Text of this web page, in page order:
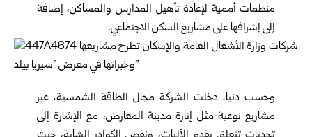
منظمات أممية لإعادة تأهيل المدارس والمساكن، إضافة
إلى إشرافها على مشاريع السكن الاجتماعي.
وحسب دنيا، دخلت الشركة مجال الطاقة الشمسية، عبر
مشاريع نوعية مثل إنارة مدينة المعارض، مع الإشارة إلى